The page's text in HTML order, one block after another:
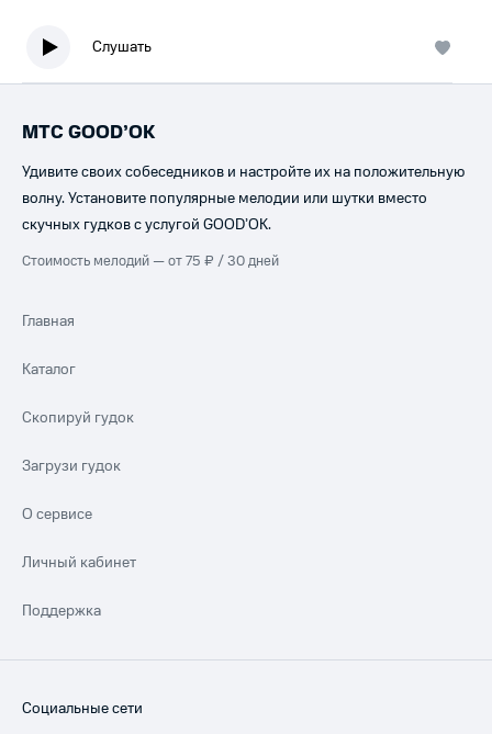
Слушать
МТС GOOD’OK
Удивите своих собеседников и настройте их на положительную
волну. Установите популярные мелодии или шутки вместо
скучных гудков с услугой GOOD’OK.
Стоимость мелодий — от 75 ₽ / 30 дней
Главная
Каталог
Скопируй гудок
Загрузи гудок
О сервисе
Личный кабинет
Поддержка
Социальные сети